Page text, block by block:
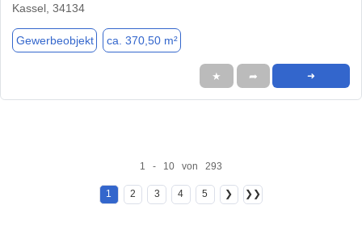
Kassel, 34134
Gewerbeobjekt ca. 370,50 m²
★ ➦ ➜
1 - 10 von 293
1 2 3 4 5 ❯ ❯❯